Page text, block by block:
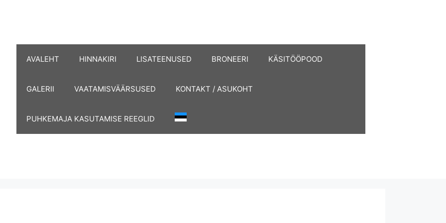
AVALEHT HINNAKIRI LISATEENUSED BRONEERI KÄSITÖÖPOOD
GALERII VAATAMISVÄÄRSUSED KONTAKT / ASUKOHT
PUHKEMAJA KASUTAMISE REEGLID